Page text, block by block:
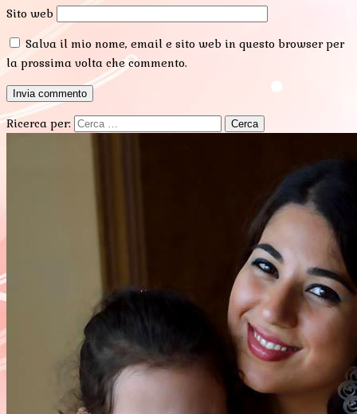
Sito web
Salva il mio nome, email e sito web in questo browser per
la prossima volta che commento.
Ricerca per: